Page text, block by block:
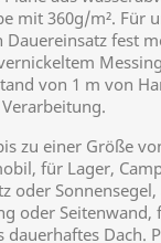
mit 360g/m². Für
fest
von 1 m von
zu einer Größe
für Lager,
oder Sonnensegel,
oder Seitenwand,
Dach.